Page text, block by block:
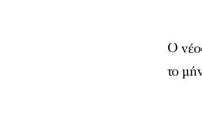
Ο
το